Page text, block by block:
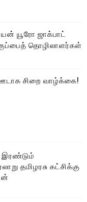
யூரோ ஜாக்பாட்
தொழிலாளர்கள்
சிறை வாழ்க்கை!
இரண்டும்
தமிழரசு கட்சிக்கு